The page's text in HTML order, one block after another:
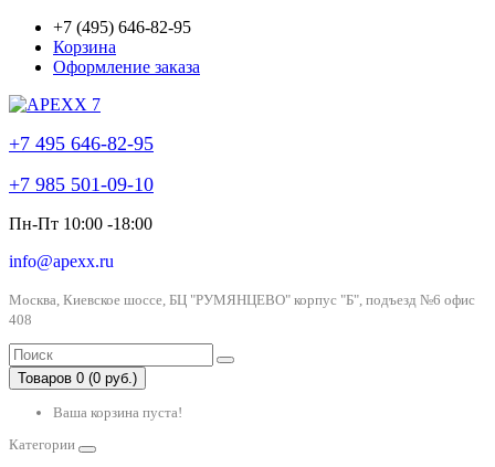
+7 (495) 646-82-95
Корзина
Оформление заказа
+7 495 646-82-95
+7 985 501-09-10
Пн-Пт 10:00 -18:00
info@apexx.ru
Москва, Киевское шоссе, БЦ "РУМЯНЦЕВО" корпус "Б", подъезд №6 офис
408
Товаров 0 (0 руб.)
Ваша корзина пуста!
Категории